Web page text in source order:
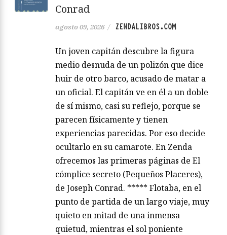
Conrad
agosto 09, 2026 / ZENDALIBROS.COM
Un joven capitán descubre la figura
medio desnuda de un polizón que dice
huir de otro barco, acusado de matar a
un oficial. El capitán ve en él a un doble
de sí mismo, casi su reflejo, porque se
parecen físicamente y tienen
experiencias parecidas. Por eso decide
ocultarlo en su camarote. En Zenda
ofrecemos las primeras páginas de El
cómplice secreto (Pequeños Placeres),
de Joseph Conrad. ***** Flotaba, en el
punto de partida de un largo viaje, muy
quieto en mitad de una inmensa
quietud, mientras el sol poniente